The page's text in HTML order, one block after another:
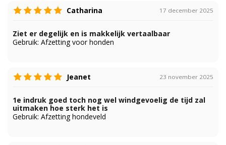
Catharina 17 december 2025
Ziet er degelijk en is makkelijk vertaalbaar
Gebruik: Afzetting voor honden
Jeanet 23 november 2025
1e indruk goed toch nog wel windgevoelig de tijd zal
uitmaken hoe sterk het is
Gebruik: Afzetting hondeveld